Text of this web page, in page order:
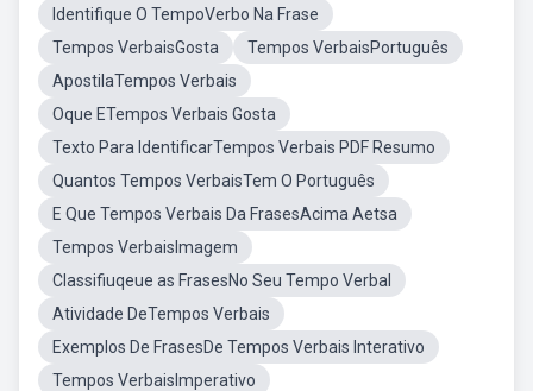
Identifique O TempoVerbo Na Frase
Tempos VerbaisGosta
Tempos VerbaisPortuguês
ApostilaTempos Verbais
Oque ETempos Verbais Gosta
Texto Para IdentificarTempos Verbais PDF Resumo
Quantos Tempos VerbaisTem O Português
E Que Tempos Verbais Da FrasesAcima Aetsa
Tempos VerbaisImagem
Classifiuqeue as FrasesNo Seu Tempo Verbal
Atividade DeTempos Verbais
Exemplos De FrasesDe Tempos Verbais Interativo
Tempos VerbaisImperativo